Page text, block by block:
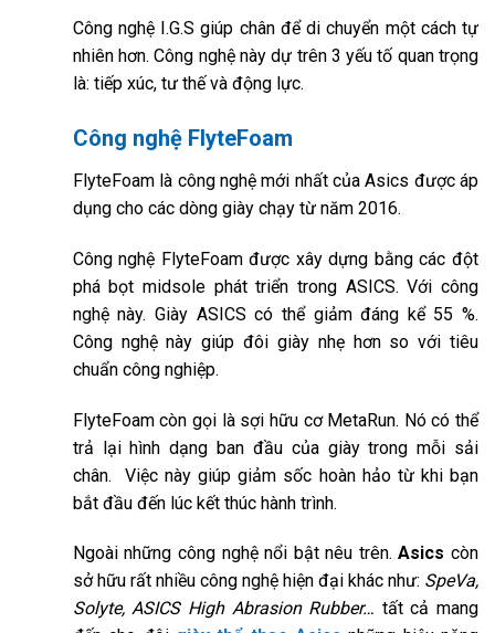
Công nghệ I.G.S giúp chân để di chuyển một cách tự
nhiên hơn. Công nghệ này dự trên 3 yếu tố quan trọng
là: tiếp xúc, tư thế và động lực.
Công nghệ FlyteFoam
FlyteFoam là công nghệ mới nhất của Asics được áp
dụng cho các dòng giày chạy từ năm 2016.
Công nghệ FlyteFoam được xây dựng bằng các đột
phá bọt midsole phát triển trong ASICS. Với công
nghệ này. Giày ASICS có thể giảm đáng kể 55 %.
Công nghệ này giúp đôi giày nhẹ hơn so với tiêu
chuẩn công nghiệp.
FlyteFoam còn gọi là sợi hữu cơ MetaRun. Nó có thể
trả lại hình dạng ban đầu của giày trong mỗi sải
chân. Việc này giúp giảm sốc hoàn hảo từ khi bạn
bắt đầu đến lúc kết thúc hành trình.
Ngoài những công nghệ nổi bật nêu trên.Asics còn
sở hữu rất nhiều công nghệ hiện đại khác như: SpeVa,
Solyte, ASICS High Abrasion Rubber… tất cả mang